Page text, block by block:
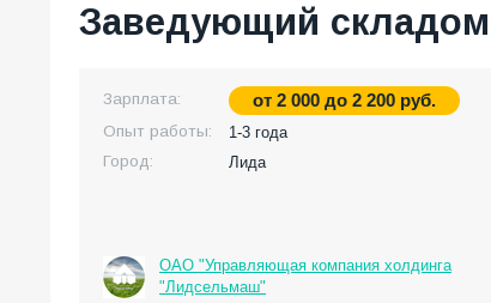
Заведующий складом
Зарплата: от 2 000до 2 200руб.
Опыт работы:
1-3 года
Город:
Лида
ОАО "Управляющая компания холдинга
"Лидсельмаш"